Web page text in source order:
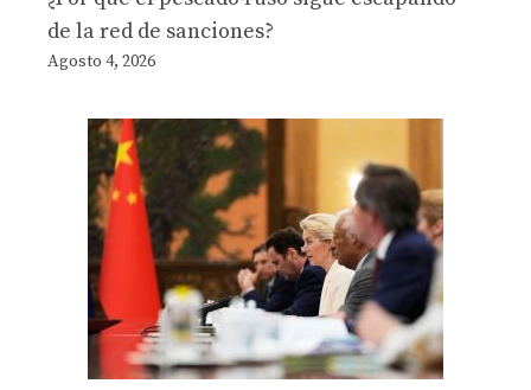
de la red de sanciones?
Agosto 4, 2026